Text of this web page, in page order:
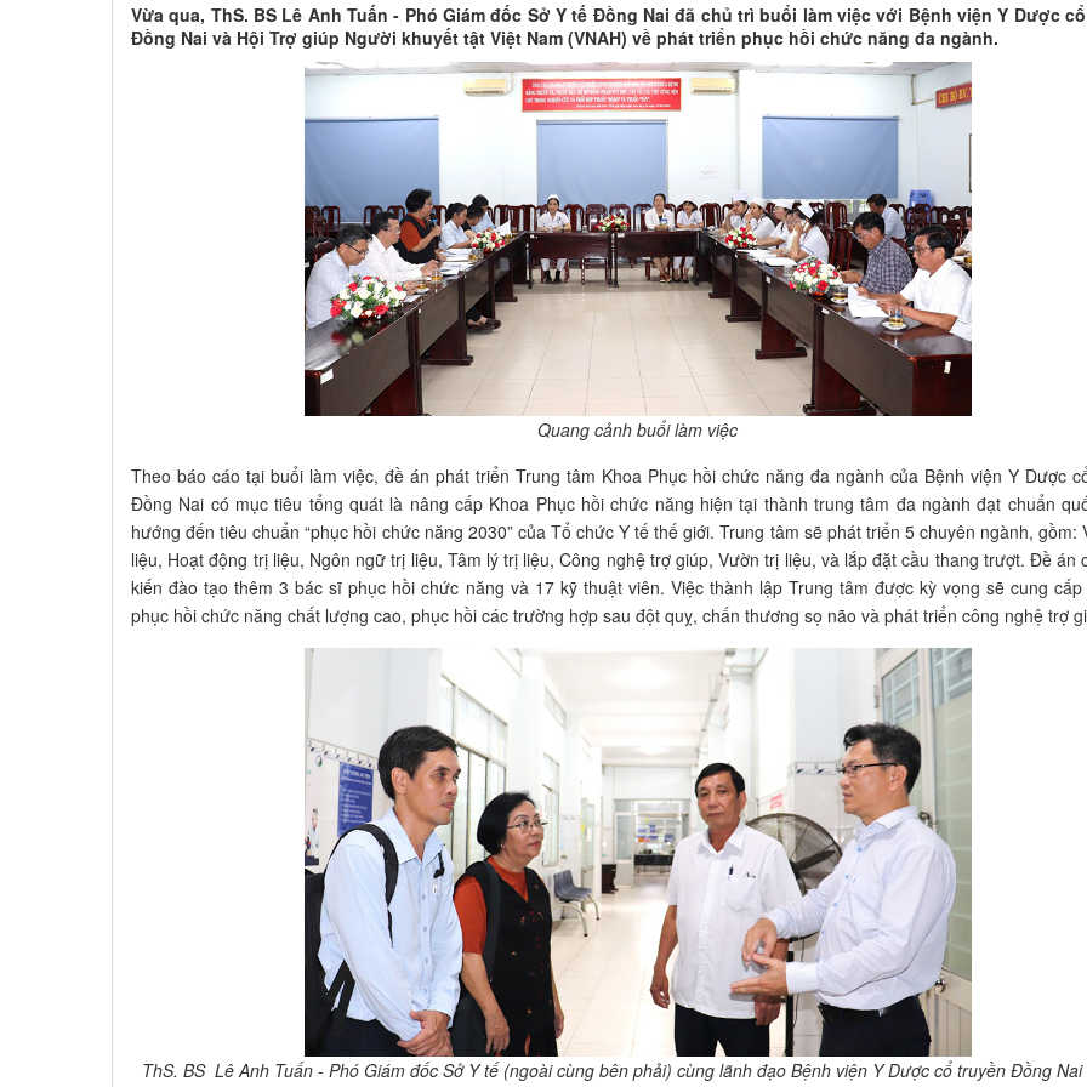
Vừa qua, ThS. BS Lê Anh Tuấn - Phó Giám đốc Sở Y tế Đồng Nai đã chủ trì buổi làm việc với Bệnh viện Y Dược
Đồng Nai và Hội Trợ giúp Người khuyết tật Việt Nam (VNAH) về phát triển phục hồi chức năng đa ngành.
Quang cảnh buổi làm việc
Theo báo cáo tại buổi làm việc, đề án phát triển Trung tâm Khoa Phục hồi chức năng đa ngành của Bệnh viện Y Dược
Đồng Nai có mục tiêu tổng quát là nâng cấp Khoa Phục hồi chức năng hiện tại thành trung tâm đa ngành đạt chuẩn
hướng đến tiêu chuẩn “phục hồi chức năng 2030” của Tổ chức Y tế thế giới. Trung tâm sẽ phát triển 5 chuyên ngành, gồm:
liệu, Hoạt động trị liệu, Ngôn ngữ trị liệu, Tâm lý trị liệu, Công nghệ trợ giúp, Vườn trị liệu, và lắp đặt cầu thang trượt. Đề án
kiến đào tạo thêm 3 bác sĩ phục hồi chức năng và 17 kỹ thuật viên. Việc thành lập Trung tâm được kỳ vọng sẽ cung
phục hồi chức năng chất lượng cao, phục hồi các trường hợp sau đột quỵ, chấn thương sọ não và phát triển công nghệ trợ
ThS. BS Lê Anh Tuấn - Phó Giám đốc Sở Y tế (ngoài cùng bên phải) cùng lãnh đạo Bệnh viện Y Dược cổ truyền Đồng